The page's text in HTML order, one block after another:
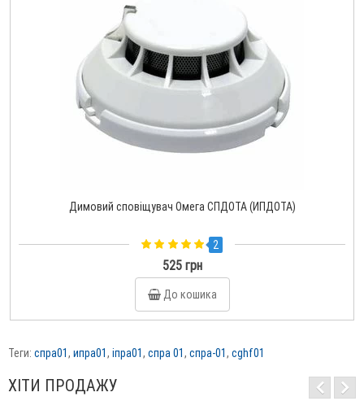
Димовий сповіщувач Омега СПДОТА (ИПДОТА)
2
525 грн
До кошика
Теги: спра01, ипра01, іпра01, спра 01, спра-01, cghf01
ХІТИ ПРОДАЖУ